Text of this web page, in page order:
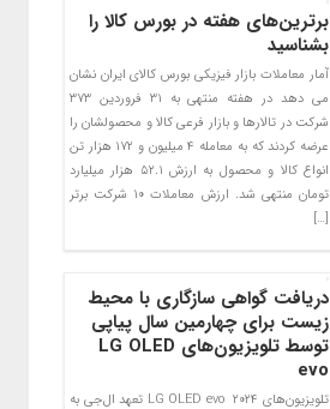
برترین‌های هفته در بورس کالا را
بشناسید
آمار معاملات بازار فیزیکی بورس کالای ایران نشان
می دهد در هفته منتهی به ۳۱ فروردین ۳۷۳
شرکت در تالارها و بازار فرعی کالا و محصولشان را
عرضه کردند که به معامله ۴ میلیون و ۱۷۲ هزار تن
انواع کالا و محصول به ارزش ۵۲.۱ هزار میلیارد
تومان منتهی شد. ارزش معاملات ۱۰ شرکت برتر
[…]
دریافت گواهی سازگاری با محیط
‌زیست برای چهارمین سال پیاپی
توسط تلویزیون‌های LG OLED
evo
تلویزیون‌های ۲۰۲۴ LG OLED evo تعهد ال‌جی به